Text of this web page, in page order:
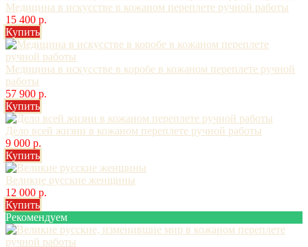
Медицина в искусстве в кожаном переплете ручной работы
15 400 р.
Купить
Медицина в искусстве в коробе в кожаном переплете ручной
работы
57 900 р.
Купить
Дело всей жизни в кожаном переплете ручной работы
9 000 р.
Купить
Великие русские женщины
12 000 р.
Купить
Рекомендуем